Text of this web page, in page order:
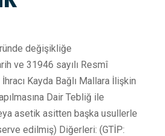
değişikliğe
ve 31946 sayılı Resmî
Kayda Bağlı Mallara İlişkin
Dair Tebliğ ile
asetik asitten başka usullerle
edilmiş) Diğerleri: (GTİP: